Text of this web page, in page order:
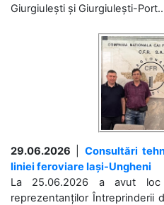
Giurgiulești și Giurgiulești-
29.06.2026
Consultări
liniei feroviare Iași-Ungheni
La 25.06.2026 a avut
reprezentanților Întreprinderii